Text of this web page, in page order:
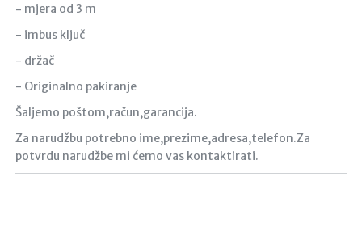
- mjera od 3 m
- imbus ključ
- držač
- Originalno pakiranje
Šaljemo poštom,račun,garancija.
Za narudžbu potrebno ime,prezime,adresa,telefon.Za
potvrdu narudžbe mi ćemo vas kontaktirati.